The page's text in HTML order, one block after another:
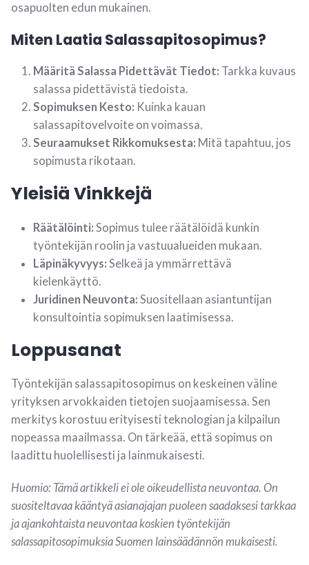
osapuolten edun mukainen.
Miten Laatia Salassapitosopimus?
Määritä Salassa Pidettävät Tiedot: Tarkka kuvaus
salassa pidettävistä tiedoista.
Sopimuksen Kesto: Kuinka kauan
salassapitovelvoite on voimassa.
Seuraamukset Rikkomuksesta: Mitä tapahtuu, jos
sopimusta rikotaan.
Yleisiä Vinkkejä
Räätälöinti: Sopimus tulee räätälöidä kunkin
työntekijän roolin ja vastuualueiden mukaan.
Läpinäkyvyys: Selkeä ja ymmärrettävä
kielenkäyttö.
Juridinen Neuvonta: Suositellaan asiantuntijan
konsultointia sopimuksen laatimisessa.
Loppusanat
Työntekijän salassapitosopimus on keskeinen väline
yrityksen arvokkaiden tietojen suojaamisessa. Sen
merkitys korostuu erityisesti teknologian ja kilpailun
nopeassa maailmassa. On tärkeää, että sopimus on
laadittu huolellisesti ja lainmukaisesti.
Huomio: Tämä artikkeli ei ole oikeudellista neuvontaa. On
suositeltavaa kääntyä asianajajan puoleen saadaksesi tarkkaa
ja ajankohtaista neuvontaa koskien työntekijän
salassapitosopimuksia Suomen lainsäädännön mukaisesti.